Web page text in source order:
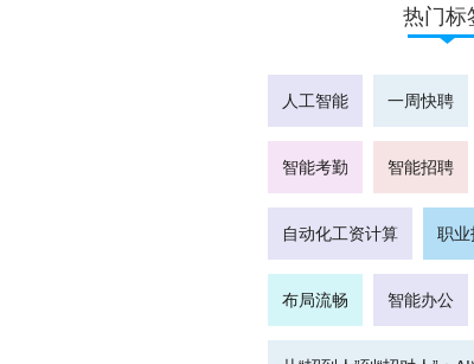
热门标
人工智能 一周快聘
智能考勤 智能招聘
自动化工资计算 职业
布局流畅 智能办公